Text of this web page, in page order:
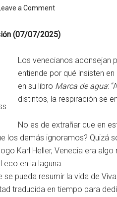
a Comment
(07/07/2025)
Los venecianos aconsejan
entiende por qué insisten
en su libro Marca de agua:
distintos, la respiración se
No es de extrañar que en
los demás ignoramos? Quizá
Karl Heller, Venecia era
en la laguna.
se pueda resumir la vida de
traducida en tiempo para